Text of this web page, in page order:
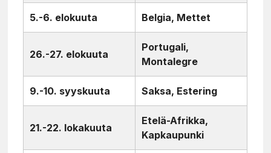
5.-6. elokuuta Belgia, Mettet
26.-27. elokuuta
Portugali,
Montalegre
9.-10. syyskuuta Saksa, Estering
21.-22. lokakuuta
Etelä-Afrikka,
Kapkaupunki